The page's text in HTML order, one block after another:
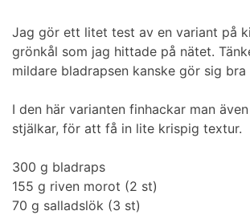
Jag gör ett litet test av en variant på
grönkål som jag hittade på nätet.
mildare bladrapsen kanske gör sig bra
I den här varianten finhackar man
stjälkar, för att få in lite krispig textur.
300 g bladraps
155 g riven morot (2 st)
70 g salladslök (3 st)